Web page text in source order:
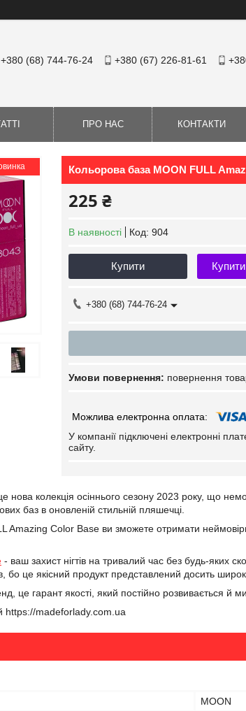
+380 (68) 744-76-24 +380 (67) 226-81-61
ПРО НАС КОНТАКТИ
Кольорова база MOON FULL
225 ₴
В наявності Код: 904
Купити
+380 (68) 744-76-24
повернення
У компанії підключені електронні
сайту.
нова колекція осіннього сезону 2023 року, що
баз в оновленій стильній пляшечці.
Color Base ви зможете отримати
- ваш захист нігтів на тривалий час без будь-яких
бо це якісний продукт представлений досить
це гарант якості, який постійно розвивається й
https://madeforlady.com.ua
MOON